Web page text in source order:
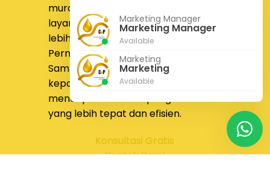
murah dengan produk lengkap,
layanan responsif, dan proses yang
lebih nyaman,
PT Calista Anugrah
Permatasiap membantu.
Sampaikan kebutuhan proyek Anda
kepada tim kami untuk
mendapatkan solusi pengadaan
yang lebih tepat dan efisien.
Konsultasi Gratis
Kontak Kami
Marketing Manager
Marketing Manager
Available
Marketing
Marketing
Available